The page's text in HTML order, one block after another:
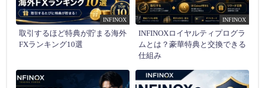
INFINOX
取引するほど特典が貯まる海外
FXランキング10選
INFINOX
INFINOXロイヤルティプログラ
ムとは？豪華特典と交換できる
仕組み